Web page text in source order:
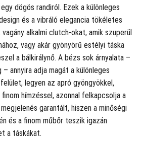
dögös randiról. Ezek a különleges
és a vibráló elegancia tökéletes
alkalmi clutch-okat, amik szuperül
vagy akár gyönyörű estélyi táska
a bálkirálynő. A bézs sok árnyalata –
annyira adja magát a különleges
legyen az apró gyöngyökkel,
hímzéssel, azonnal felkapcsolja a
garantált, hiszen a minőségi
és a finom műbőr teszik igazán
a táskákat.